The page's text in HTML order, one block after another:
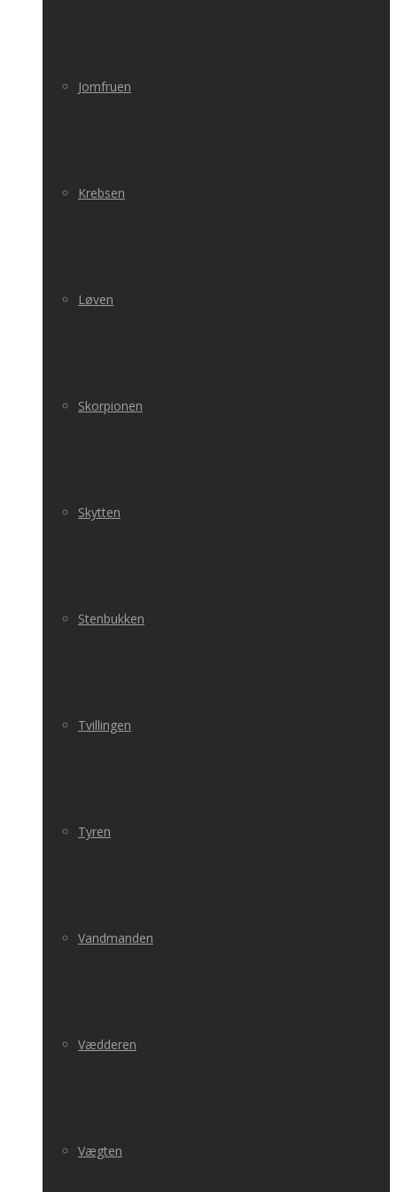
Jomfruen
Krebsen
Løven
Skorpionen
Skytten
Stenbukken
Tvillingen
Tyren
Vandmanden
Vædderen
Vægten